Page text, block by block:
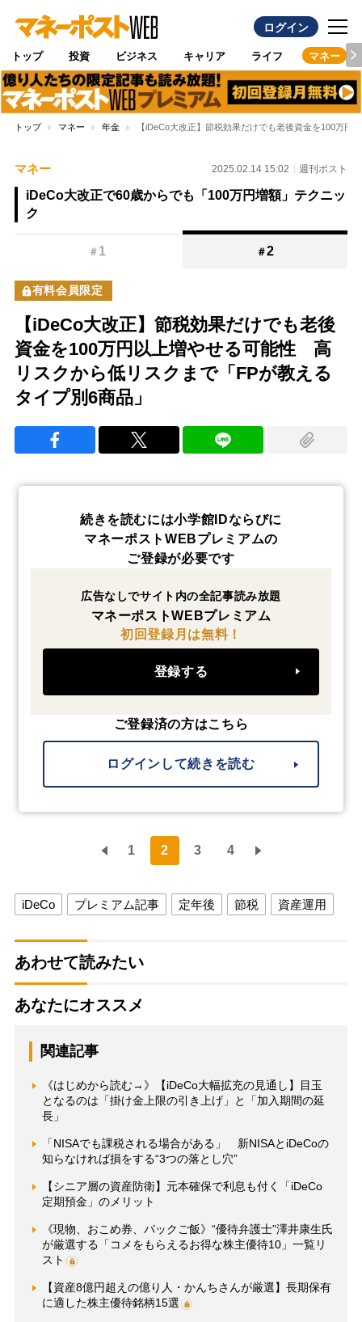
ログイン
トップ 投資 ビジネス キャリア ライフ マネー
トップ マネー 年金 【iDeCo大改正】節税効果だけでも老後資金を100万
マネー 2025.02.14 15:02 週刊ポスト
iDeCo大改正で60歳からでも「100万円増額」テクニッ
ク
＃ 1 ＃2
有料会員限定
【iDeCo大改正】節税効果だけでも老後
資金を100万円以上増やせる可能性 高
リスクから低リスクまで「FPが教える
タイプ別6商品」
続きを読むには小学館IDならびに
マネーポストWEBプレミアムの
ご登録が必要です
広告なしでサイト内の全記事読み放題
マネーポストWEBプレミアム
初回登録月は無料！
登録する
ご登録済の方はこちら
ログインして続きを読む
1 2 3 4
iDeCo プレミアム記事 定年後 節税 資産運用
あわせて読みたい
あなたにオススメ
関連記事
《はじめから読む→》【iDeCo大幅拡充の見通し】目玉
となるのは「掛け金上限の引き上げ」と「加入期間の延
長」
「NISAでも課税される場合がある」 新NISAとiDeCoの
知らなければ損をする“3つの落とし穴”
【シニア層の資産防衛】元本確保で利息も付く「iDeCo
定期預金」のメリット
《現物、おこめ券、パックご飯》“優待弁護士”澤井康生氏
が厳選する「コメをもらえるお得な株主優待10」一覧リ
スト
【資産8億円超えの億り人・かんちさんが厳選】長期保有
に適した株主優待銘柄15選